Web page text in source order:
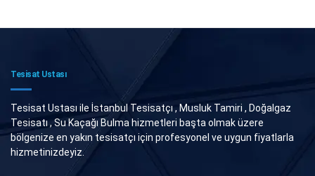
Tesisat Ustası
Tesisat Ustası ile İstanbul Tesisatçı , Musluk Tamiri , Doğalgaz
Tesisatı , Su Kaçağı Bulma hizmetleri başta olmak üzere
bölgenize en yakın tesisatçı için profesyonel ve uygun fiyatlarla
hizmetinizdeyiz.